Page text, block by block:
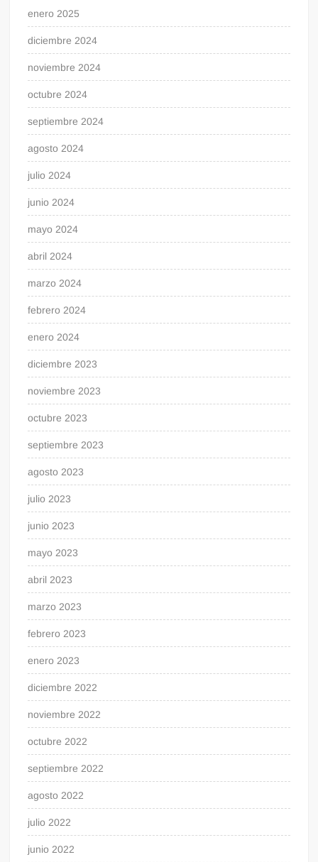
enero 2025
diciembre 2024
noviembre 2024
octubre 2024
septiembre 2024
agosto 2024
julio 2024
junio 2024
mayo 2024
abril 2024
marzo 2024
febrero 2024
enero 2024
diciembre 2023
noviembre 2023
octubre 2023
septiembre 2023
agosto 2023
julio 2023
junio 2023
mayo 2023
abril 2023
marzo 2023
febrero 2023
enero 2023
diciembre 2022
noviembre 2022
octubre 2022
septiembre 2022
agosto 2022
julio 2022
junio 2022